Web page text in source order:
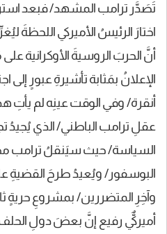
تَصَدَّر ترامب المشهد/ فبعد
اختارَ الرئيسُ الأميركي اللحظةَ
أنَّ الحربَ الروسيةَ الأوكرانية
الإعلانُ بمَثابة تأشيرةِ عبورٍ إلى
أنقرة/ وفي الوقت عينِه لم يأتِ
عقلِ ترامب الباطني/ الذي يُجيدُ
السياسة/ حيث سيَنقلُ ترامب
البوسفور/ ويُعيدُ طرحَ القضيةِ
وآخِرِ المتضررين/ بمشروعِ
أميركيٌّ رفيع إنَّ بعضَ دولِ